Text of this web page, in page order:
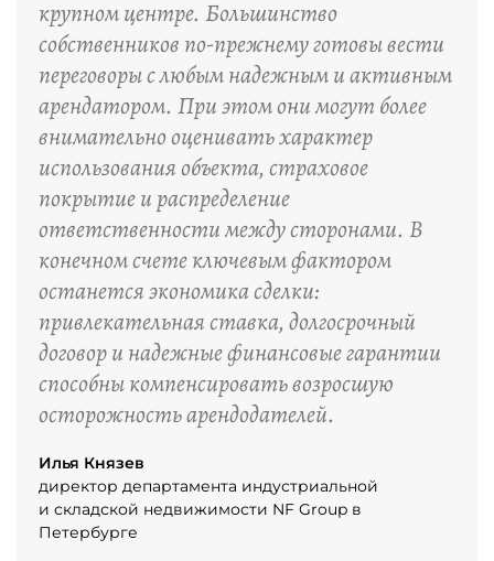
крупном центре. Большинство
собственников по-прежнему готовы вести
переговоры с любым надежным и активным
арендатором. При этом они могут более
внимательно оценивать характер
использования объекта, страховое
покрытие и распределение
ответственности между сторонами. В
конечном счете ключевым фактором
останется экономика сделки:
привлекательная ставка, долгосрочный
договор и надежные финансовые гарантии
способны компенсировать возросшую
осторожность арендодателей.
Илья Князев
директор департамента индустриальной
и складской недвижимости NF Group в
Петербурге